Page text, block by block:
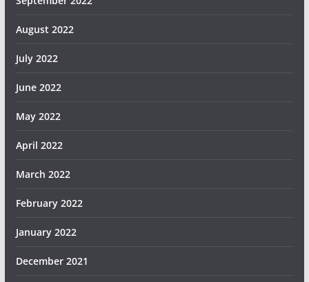
August 2022
July 2022
June 2022
May 2022
April 2022
March 2022
February 2022
January 2022
December 2021